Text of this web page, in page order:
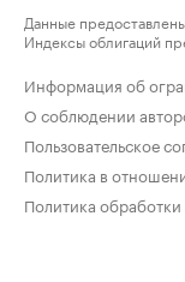
Данные
Индексы облигаций
Информация об
О соблюдении
Пользовательское
Политика в
Политика